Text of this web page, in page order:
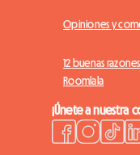
Opiniones y
12 buenas
Roomlala
¡Únete a nuestra